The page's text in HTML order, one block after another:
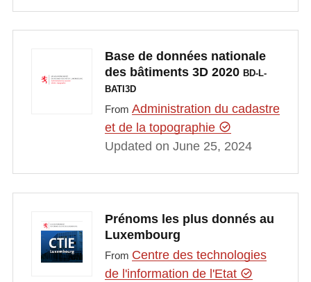
Base de données nationale
des bâtiments 3D 2020 BD-L-
BATI3D
From Administration du cadastre
et de la topographie
Updated on June 25, 2024
Prénoms les plus donnés au
Luxembourg
From Centre des technologies
de l'information de l'Etat